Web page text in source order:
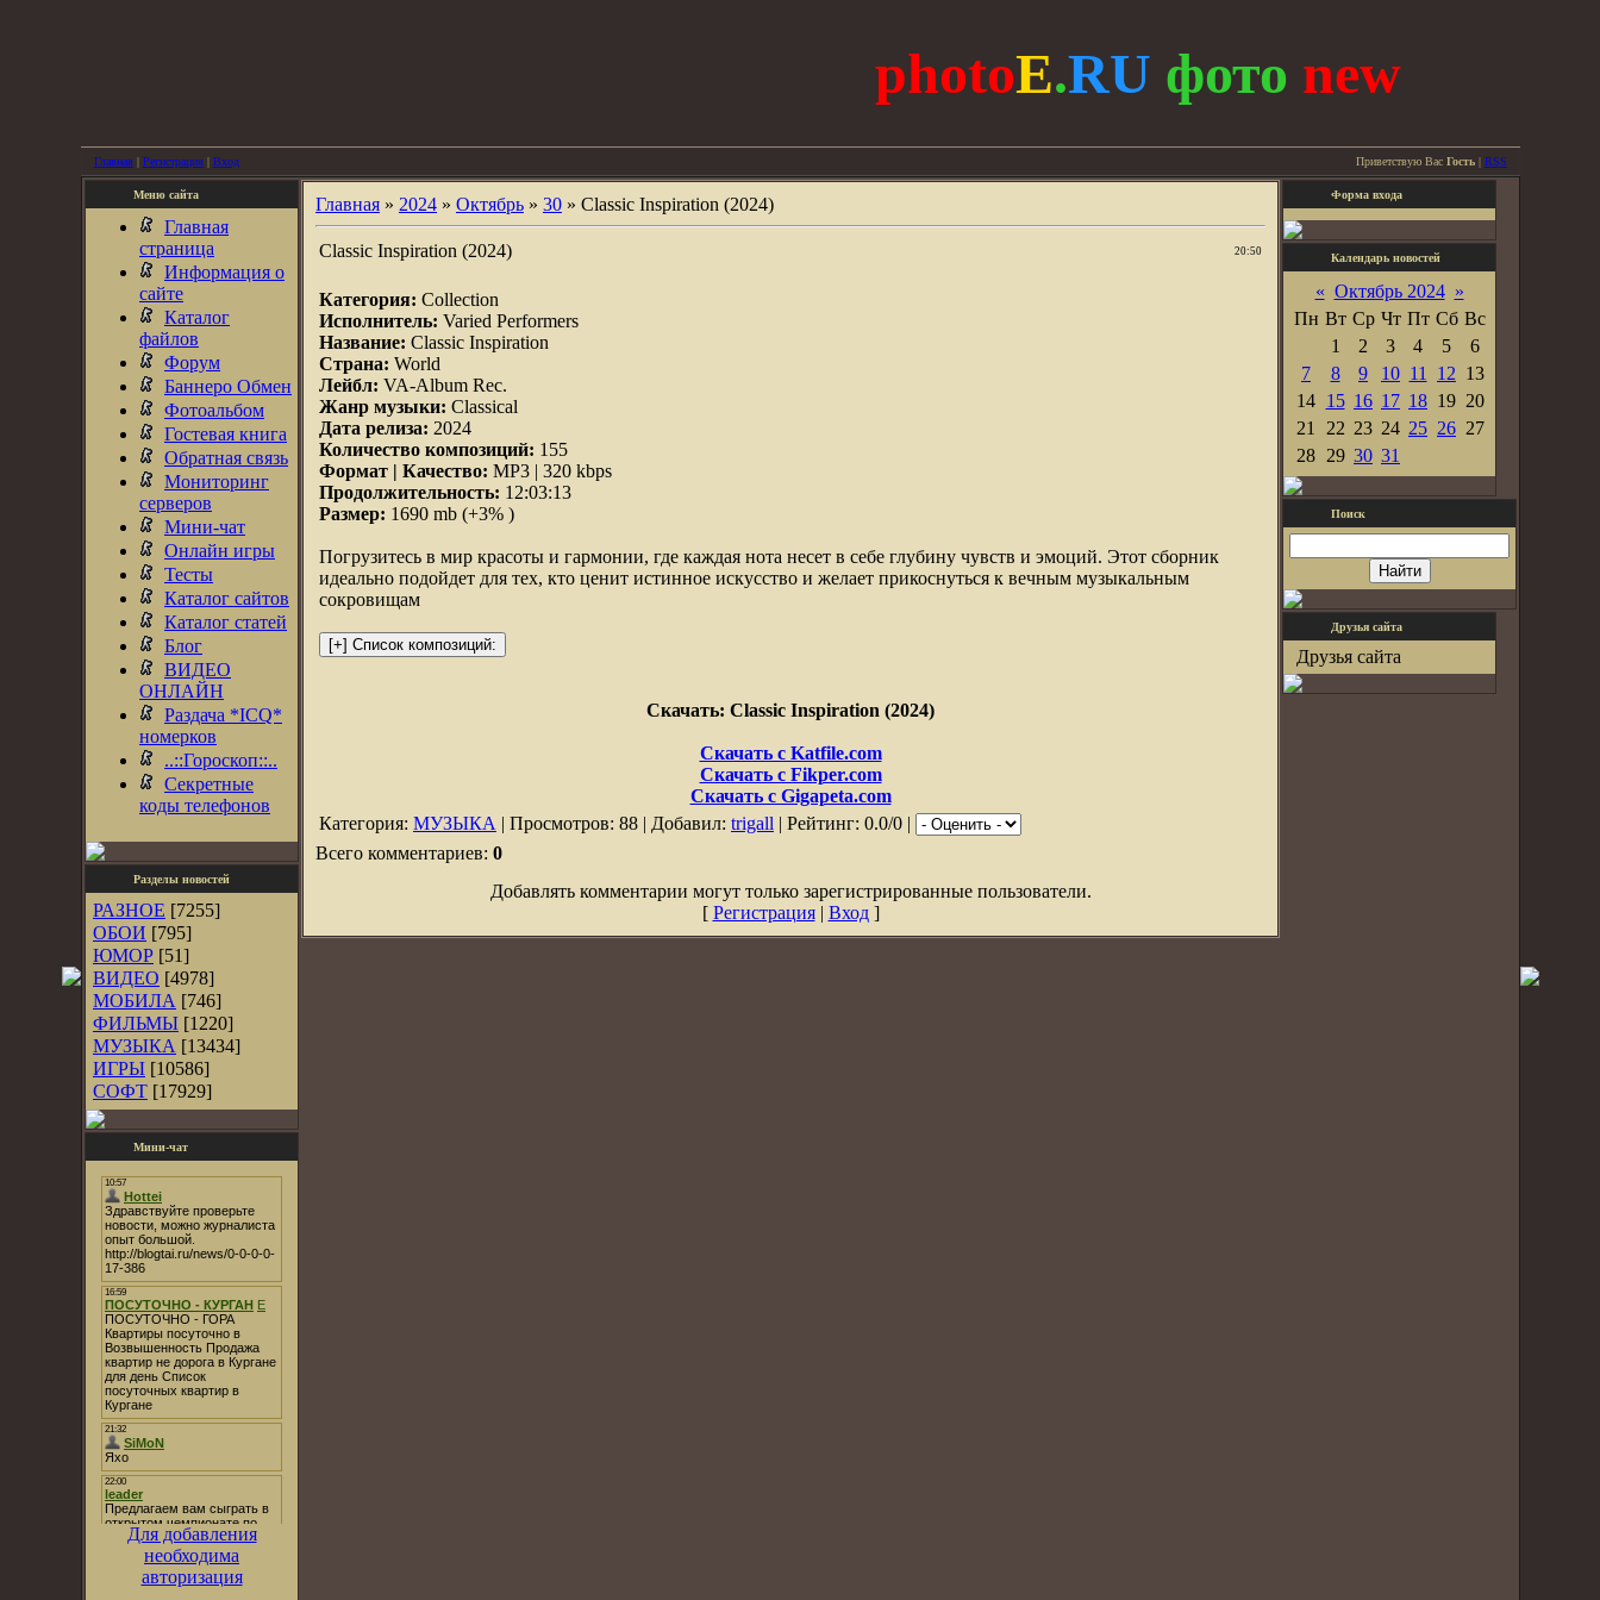
photoE.RU фото new
Главная | Регистрация | Вход Приветствую Вас Гость | RSS
Меню сайта
Главная
страница
Информация о
сайте
Каталог
файлов
Форум
Баннеро Обмен
Фотоальбом
Гостевая книга
Обратная связь
Мониторинг
серверов
Мини-чат
Онлайн игры
Тесты
Каталог сайтов
Каталог статей
Блог
ВИДЕО
ОНЛАЙН
Раздача *ICQ*
номерков
..::Гороскоп::..
Секретные
коды телефонов
Разделы новостей
РАЗНОЕ [7255]
ОБОИ [795]
ЮМОР [51]
ВИДЕО [4978]
МОБИЛА [746]
ФИЛЬМЫ [1220]
МУЗЫКА [13434]
ИГРЫ [10586]
СОФТ [17929]
Мини-чат
Для добавления
необходима
авторизация
Главная » 2024 » Октябрь » 30 » Classic Inspiration (2024)
Classic Inspiration (2024) 20:50
Категория: Collection
Исполнитель: Varied Performers
Название: Classic Inspiration
Страна: World
Лейбл: VA-Album Rec.
Жанр музыки: Classical
Дата релиза: 2024
Количество композиций: 155
Формат | Качество: MP3 | 320 kbps
Продолжительность: 12:03:13
Размер: 1690 mb (+3% )
Погрузитесь в мир красоты и гармонии, где каждая нота несет в себе глубину чувств и эмоций. Этот сборник
идеально подойдет для тех, кто ценит истинное искусство и желает прикоснуться к вечным музыкальным
сокровищам
Скачать: Classic Inspiration (2024)
Скачать с Katfile.com
Скачать с Fikper.com
Скачать с Gigapeta.com
Категория: МУЗЫКА | Просмотров: 88 | Добавил: trigall | Рейтинг: 0.0/0 |
Всего комментариев: 0
Добавлять комментарии могут только зарегистрированные пользователи.
[ Регистрация| Вход]
Форма входа
Календарь новостей
« Октябрь 2024 »
Пн Вт Ср Чт Пт Сб Вс
1
2 3 4 5
6
7
8 9 10 11 12 13
14 15 16 17 18 19 20
21
22 23 24 25 26 27
28 29 30 31
Поиск
Друзья сайта
Друзья сайта